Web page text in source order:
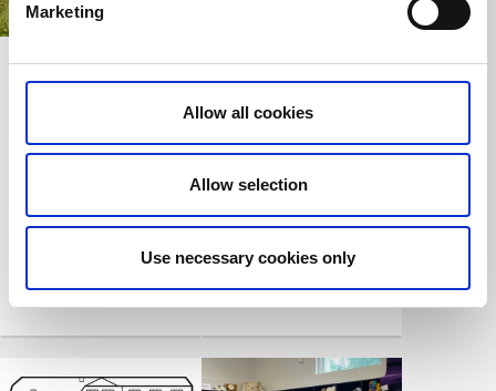
Marketing
Allow all cookies
Allow selection
Use necessary cookies only
Förläggargårdsturen
Fritsla
Sjuhärads textilbygd
Kinnagarn
Vi kan allt om garn